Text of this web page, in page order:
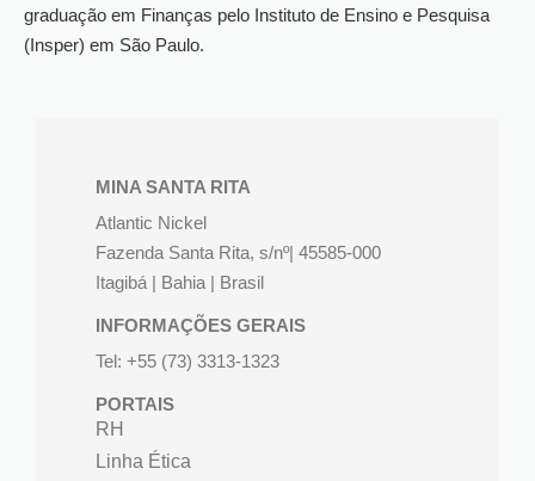
graduação em Finanças pelo Instituto de Ensino e Pesquisa
(Insper) em São Paulo.
MINA SANTA RITA
Atlantic Nickel
Fazenda Santa Rita, s/nº| 45585-000
Itagibá | Bahia | Brasil
INFORMAÇÕES GERAIS
Tel: +55 (73) 3313-1323
PORTAIS
RH
Linha Ética